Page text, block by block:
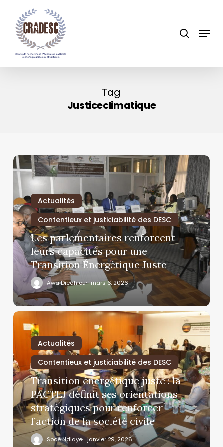
main
content
Menu
Tag
Justiceclimatique
Actualités
Contentieux et justiciabilité des DESC
Les parlementaires renforcent
leurs capacités pour une
Transition Énergétique Juste
Awa Diedhiou mars 6, 2026
Actualités
Contentieux et justiciabilité des DESC
Transition énergétique juste : la
PACTEJ définit ses orientations
stratégiques pour renforcer
l’action de la société civile
Socé Ndiaye janvier 29, 2026